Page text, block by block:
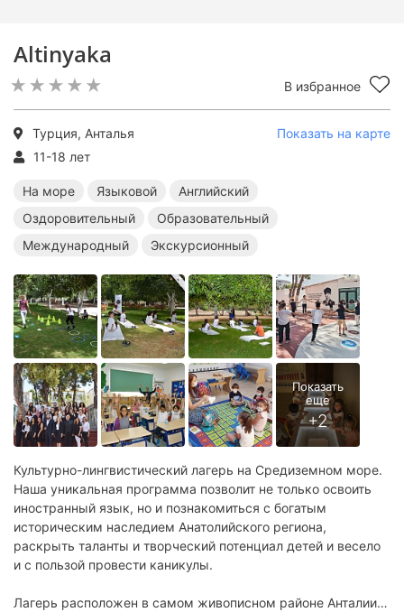
Altinyaka
В избранное
Турция, Анталья
Показать на карте
11-18 лет
На море Языковой
Английский
Оздоровительный
Образовательный
Международный
Экскурсионный
Культурно-лингвистический лагерь на Средиземном море.
Наша уникальная программа позволит не только освоить
иностранный язык, но и познакомиться с богатым
историческим наследием Анатолийского региона,
раскрыть таланты и творческий потенциал детей и весело
и с пользой провести каникулы.
Лагерь расположен в самом живописном районе Анталии -
Лагеря в Турции
Языковые лагеря за границей
Оздоровительные лагеря за границей
Образовательные лагеря за границей
Международные лагеря за границей
Экскурсионные лагеря за границей